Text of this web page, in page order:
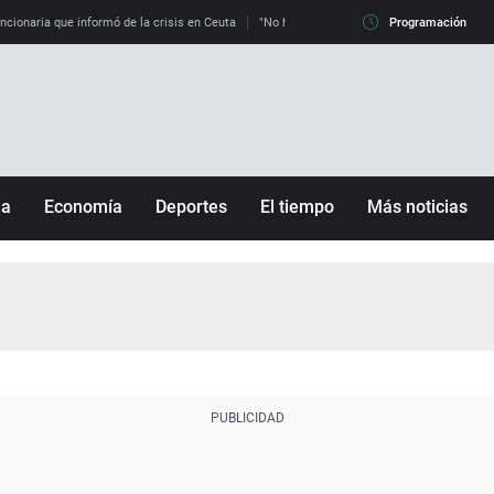
que informó de la crisis en Ceuta "No hay mafias, que no nos engañen":
Programación
Economía Deportes El tiempo Más noticias